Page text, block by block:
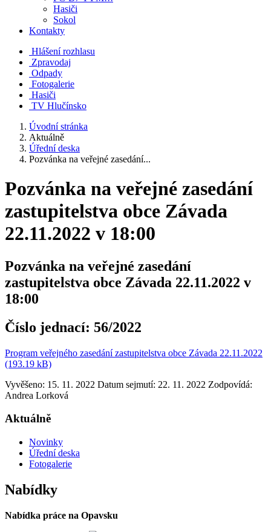
Hasiči
Sokol
Kontakty
Hlášení rozhlasu
Zpravodaj
Odpady
Fotogalerie
Hasiči
TV Hlučínsko
Úvodní stránka
Aktuálně
Úřední deska
Pozvánka na veřejné zasedání...
Pozvánka na veřejné zasedání
zastupitelstva obce Závada
22.11.2022 v 18:00
Pozvánka na veřejné zasedání
zastupitelstva obce Závada 22.11.2022 v
18:00
Číslo jednací: 56/2022
Program veřejného zasedání zastupitelstva obce Závada 22.11.2022
(193.19 kB)
Vyvěšeno: 15. 11. 2022 Datum sejmutí: 22. 11. 2022 Zodpovídá:
Andrea Lorková
Aktuálně
Novinky
Úřední deska
Fotogalerie
Nabídky
Nabídka práce na Opavsku